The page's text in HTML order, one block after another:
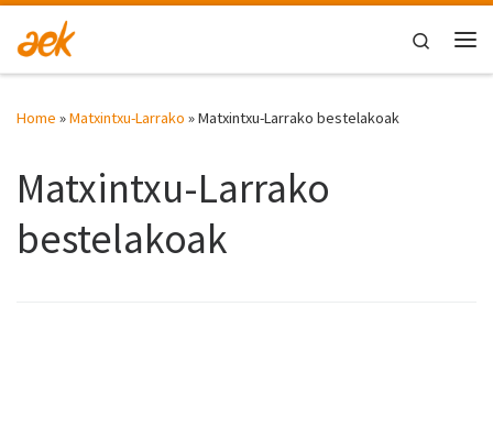
Skip to content
Search
Home »Matxintxu-Larrako »Matxintxu-Larrako bestelakoak
Matxintxu-Larrako
bestelakoak